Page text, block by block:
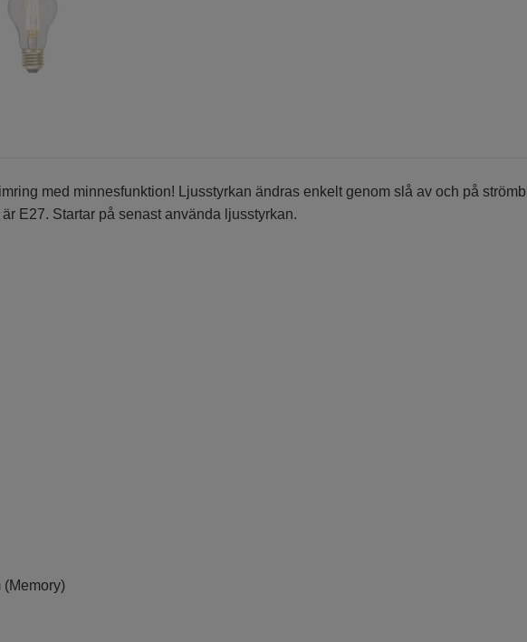
med minnesfunktion! Ljusstyrkan ändras enkelt genom slå av och på
E27. Startar på senast använda ljusstyrkan.
(Memory)